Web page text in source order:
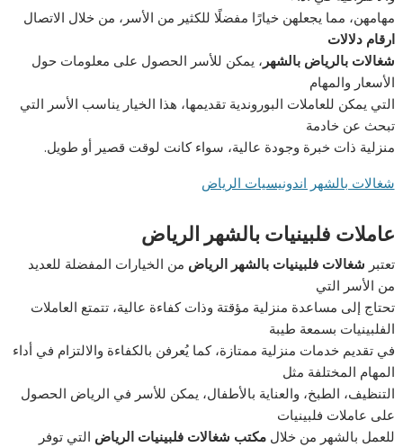
مهامهن، مما يجعلهن خيارًا مفضلًا للكثير من الأسر، من خلال الاتصال
ارقام دلالات
شغالات بالرياض بالشهر ، يمكن للأسر الحصول على معلومات حول
الأسعار والمهام
التي يمكن للعاملات البوروندية تقديمها، هذا الخيار يناسب الأسر التي
تبحث عن خادمة
منزلية ذات خبرة وجودة عالية، سواء كانت لوقت قصير أو طويل.
شغالات بالشهر اندونيسيات الرياض
عاملات فلبينيات بالشهر الرياض
تعتبر شغالات فلبينيات بالشهر الرياض من الخيارات المفضلة للعديد
من الأسر التي
تحتاج إلى مساعدة منزلية مؤقتة وذات كفاءة عالية، تتمتع العاملات
الفلبينيات بسمعة طيبة
في تقديم خدمات منزلية ممتازة، كما يُعرفن بالكفاءة والالتزام في أداء
المهام المختلفة مثل
التنظيف، الطبخ، والعناية بالأطفال، يمكن للأسر في الرياض الحصول
على عاملات فلبينيات
للعمل بالشهر من خلالمكتب شغالات فلبينيات الرياض التي توفر